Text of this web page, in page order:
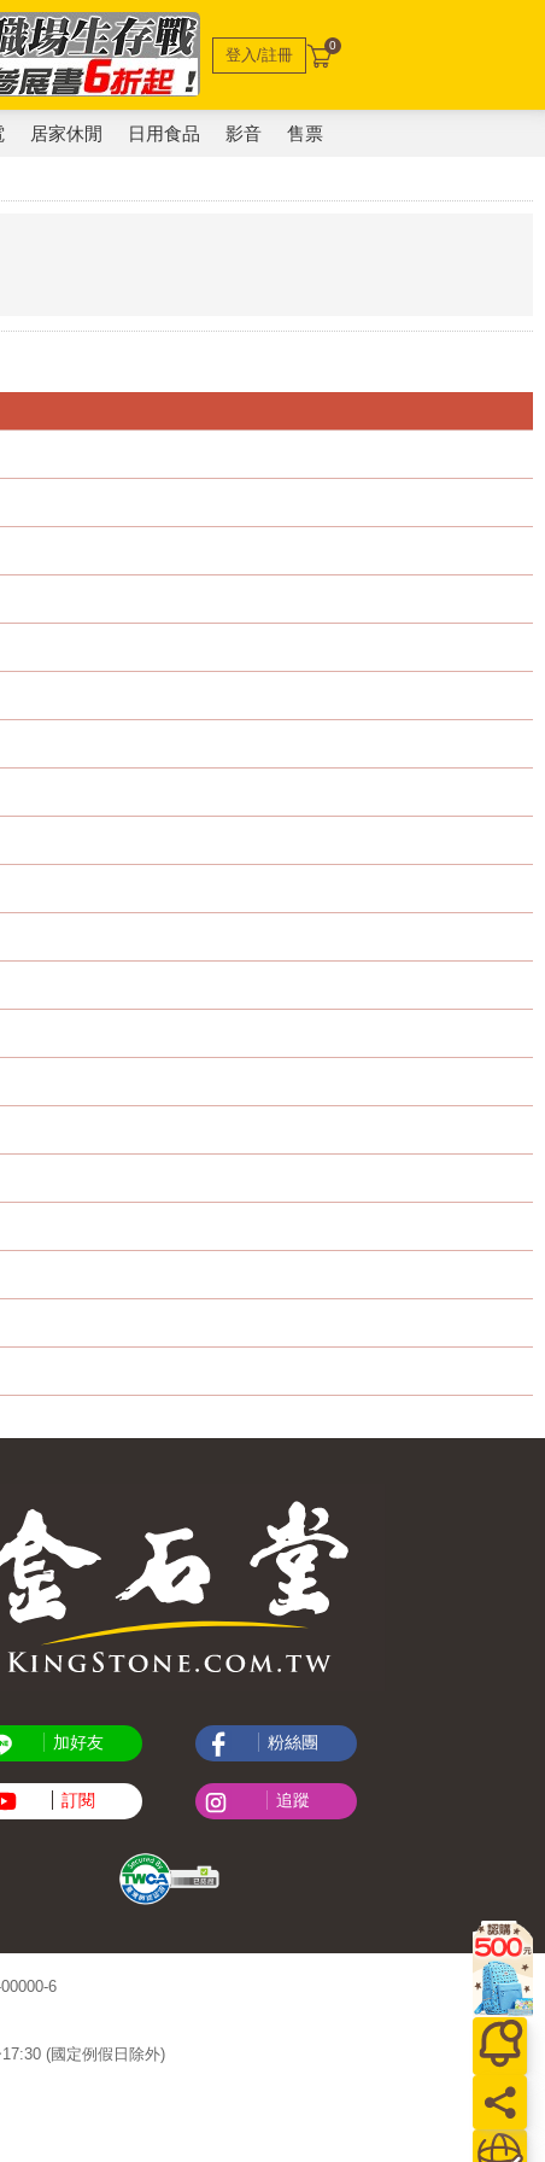
登入/註冊 0
居家休閒 日用食品 影音 售票
加好友
訂閱
粉絲團
追蹤
6
(國定例假日除外)